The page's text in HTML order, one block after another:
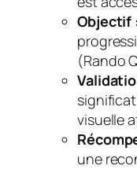
Objectif
(Rando
visuelle
une